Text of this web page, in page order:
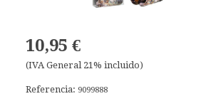
10,95 €
(IVA General 21% incluido)
Referencia: 9099888